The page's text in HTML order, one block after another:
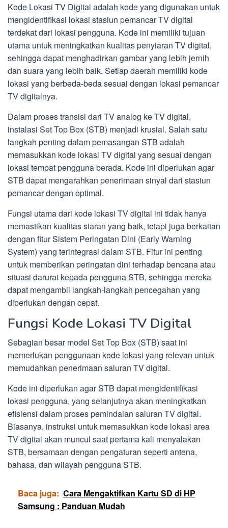
Kode Lokasi TV Digital adalah kode yang digunakan untuk
mengidentifikasi lokasi stasiun pemancar TV digital
terdekat dari lokasi pengguna. Kode ini memiliki tujuan
utama untuk meningkatkan kualitas penyiaran TV digital,
sehingga dapat menghadirkan gambar yang lebih jernih
dan suara yang lebih baik. Setiap daerah memiliki kode
lokasi yang berbeda-beda sesuai dengan lokasi pemancar
TV digitalnya.
Dalam proses transisi dari TV analog ke TV digital,
instalasi Set Top Box (STB) menjadi krusial. Salah satu
langkah penting dalam pemasangan STB adalah
memasukkan kode lokasi TV digital yang sesuai dengan
lokasi tempat pengguna berada. Kode ini diperlukan agar
STB dapat mengarahkan penerimaan sinyal dari stasiun
pemancar dengan optimal.
Fungsi utama dari kode lokasi TV digital ini tidak hanya
memastikan kualitas siaran yang baik, tetapi juga berkaitan
dengan fitur Sistem Peringatan Dini (Early Warning
System) yang terintegrasi dalam STB. Fitur ini penting
untuk memberikan peringatan dini terhadap bencana atau
situasi darurat kepada pengguna STB, sehingga mereka
dapat mengambil langkah-langkah pencegahan yang
diperlukan dengan cepat.
Fungsi Kode Lokasi TV Digital
Sebagian besar model Set Top Box (STB) saat ini
memerlukan penggunaan kode lokasi yang relevan untuk
memudahkan penerimaan saluran TV digital.
Kode ini diperlukan agar STB dapat mengidentifikasi
lokasi pengguna, yang selanjutnya akan meningkatkan
efisiensi dalam proses pemindaian saluran TV digital.
Biasanya, instruksi untuk memasukkan kode lokasi area
TV digital akan muncul saat pertama kali menyalakan
STB, bersamaan dengan pengaturan seperti antena,
bahasa, dan wilayah pengguna STB.
Baca juga: Cara Mengaktifkan Kartu SD di HP
Samsung : Panduan Mudah